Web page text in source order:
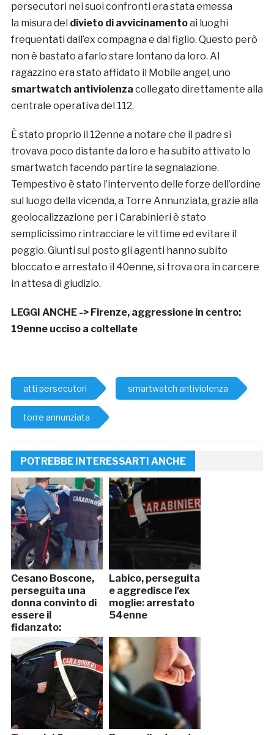
persecutori nei suoi confronti era stata emessa
la misura del divieto di avvicinamentoai luoghi
frequentati dall’ex compagna e dal figlio. Questo però
non è bastato a farlo stare lontano da loro. Al
ragazzino era stato affidato il Mobile angel, uno
smartwatch antiviolenza collegato direttamente alla
centrale operativa del 112.
È stato proprio il 12enne a notare che il padre si
trovava poco distante da loro e ha subito attivato lo
smartwatch facendo partire la segnalazione.
Tempestivo è stato l’intervento delle forze dell’ordine
sul luogo della vicenda, a Torre Annunziata, grazie alla
geolocalizzazione per i Carabinieri è stato
semplicissimo rintracciare le vittime ed evitare il
peggio. Giunti sul posto gli agenti hanno subito
bloccato e arrestato il 40enne, si trova ora in carcere
in attesa di giudizio.
LEGGI ANCHE -> Firenze, aggressione in centro:
19enne ucciso a coltellate
atti persecutori smartwatch antiviolenza
torre annunziata
POTREBBE INTERESSARTI ANCHE
Cesano Boscone,
perseguita una
donna convinto di
essere il
fidanzato:
arrestato
Labico, perseguita
e aggredisce l’ex
moglie: arrestato
54enne